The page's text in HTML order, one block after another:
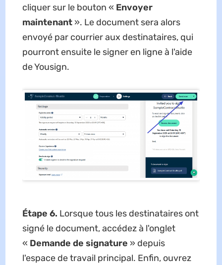
cliquer sur le bouton « Envoyer
maintenant». Le document sera alors
envoyé par courrier aux destinataires, qui
pourront ensuite le signer en ligne à l'aide
de Yousign.
Étape 6. Lorsque tous les destinataires ont
signé le document, accédez à l'onglet
« Demande de signature » depuis
l'espace de travail principal. Enfin, ouvrez